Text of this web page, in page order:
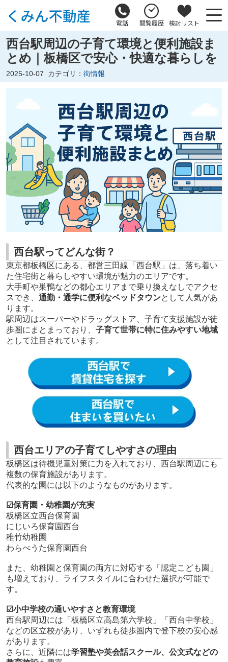
電話 閲覧履歴 検討リスト
西台駅周辺の子育て環境と便利施設ま
とめ｜板橋区で安心・快適な暮らしを
2025-10-07 カテゴリ： 街情報
西台駅ってどんな街？
東京都板橋区にある、都営三田線「西台駅」は、落ち着い
た住宅街と暮らしやすい環境が魅力のエリアです。
大手町や巣鴨などの都心エリアまで乗り換えなしでアクセ
スでき、 通勤・通学に便利なベッドタウンとして人気があ
ります。
駅周辺はスーパーやドラッグストア、子育て支援施設が徒
歩圏にまとまっており、 子育て世帯に特に住みやすい地域
として注目されています。
西台エリアの子育てしやすさの理由
板橋区は待機児童対策に力を入れており、西台駅周辺にも
複数の保育施設があります。
代表的な園には以下のようなものがあります。
☑保育園・幼稚園が充実
板橋区立西台保育園
にじいろ保育園西台
稚竹幼稚園
わらべうた保育園西台
また、幼稚園と保育園の両方に対応する「認定こども園」
も増えており、ライフスタイルに合わせた選択が可能で
す。
☑小中学校の通いやすさと教育環境
西台駅周辺には「板橋区立高島第六学校」「西台中学校」
などの区立校があり、いずれも徒歩圏内で登下校の安心感
があります。
さらに、近隣には学習塾や英会話スクール、公文式などの